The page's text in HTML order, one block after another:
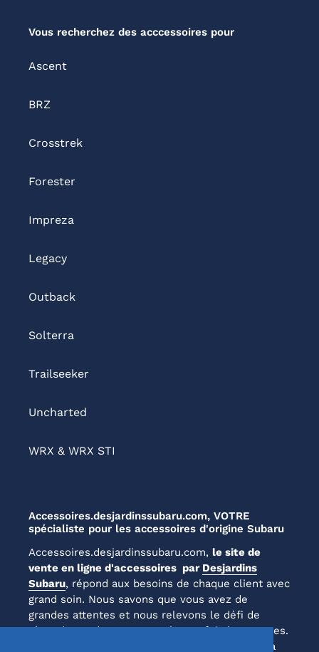
Vous recherchez des acccessoires pour
Ascent
BRZ
Crosstrek
Forester
Impreza
Legacy
Outback
Solterra
Trailseeker
Uncharted
WRX & WRX STI
Accessoires.desjardinssubaru.com, VOTRE
spécialiste pour les accessoires d'origine Subaru
Accessoires.desjardinssubaru.com, le site de
vente en ligne d'accessoires par Desjardins
Subaru, répond aux besoins de chaque client avec
grand soin. Nous savons que vous avez de
grandes attentes et nous relevons le défi de
répondre et de surpasser chaque fois les normes.
Laissez-nous vous prouver notre engagement à